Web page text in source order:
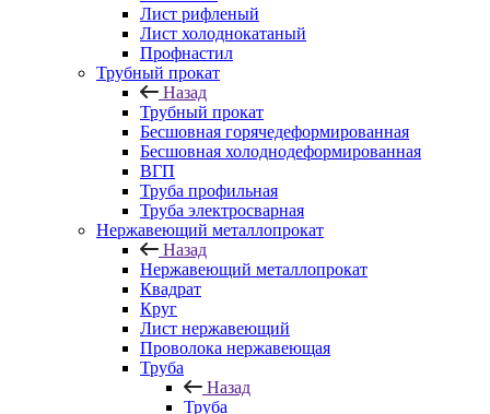
Лист рифленый
Лист холоднокатаный
Профнастил
Трубный прокат
Назад
Трубный прокат
Бесшовная горячедеформированная
Бесшовная холоднодеформированная
ВГП
Труба профильная
Труба электросварная
Нержавеющий металлопрокат
Назад
Нержавеющий металлопрокат
Квадрат
Круг
Лист нержавеющий
Проволока нержавеющая
Труба
Назад
Труба